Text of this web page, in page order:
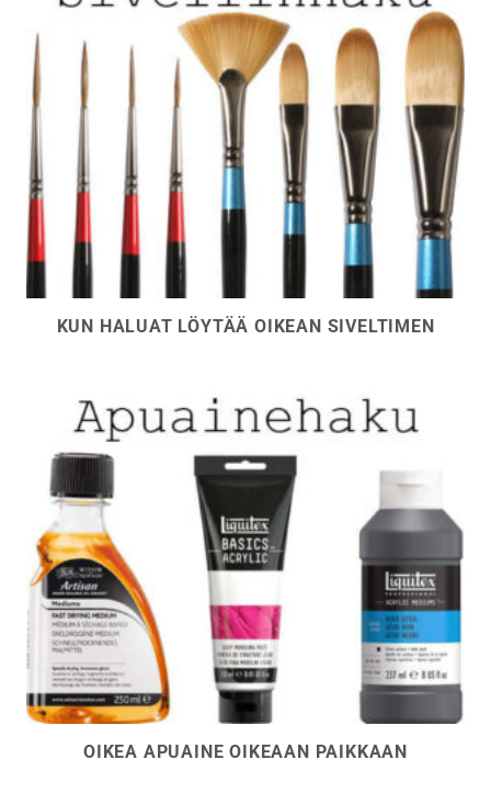
KUN HALUAT LÖYTÄÄ OIKEAN SIVELTIMEN
OIKEA APUAINE OIKEAAN PAIKKAAN